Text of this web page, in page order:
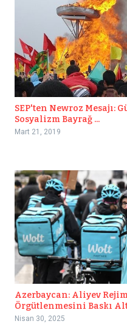
SEP'ten Newroz Mesajı:
Sosyalizm Bayrağ ...
Mart 21, 2019
Azerbaycan: Aliyev
Örgütlenmesini Baskı Alt
Nisan 30, 2025